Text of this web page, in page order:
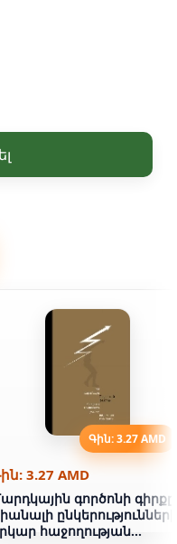
Գին: 3.27 AMD
3.27 AMD
գործոնի
ընկերությունների
հաջողության